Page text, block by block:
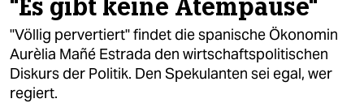
politik
öko
gesellschaft
"Es gibt keine Atempause"
"Völlig pervertiert" findet die spanische Ökonomin
Aurèlia Mañé Estrada den wirtschaftspolitischen
Diskurs der Politik. Den Spekulanten sei egal, wer
regiert.